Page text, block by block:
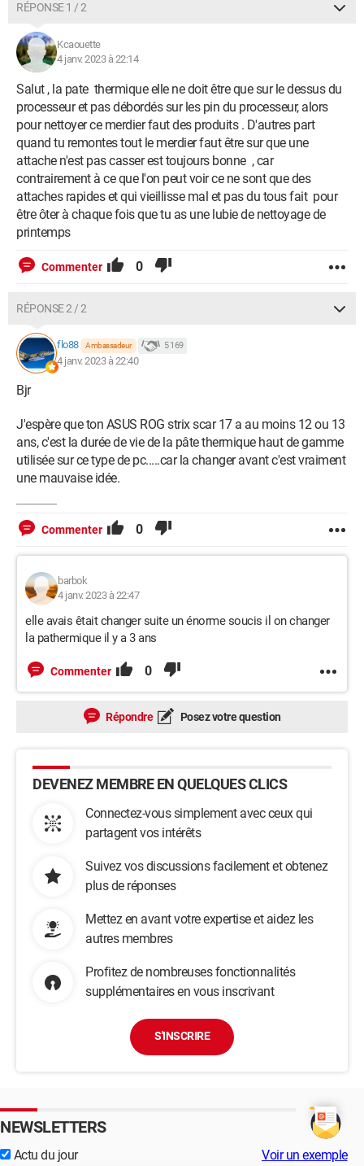
Opcode0
Keywords0x4000000000000000
-TimeCreated [SystemTime]2023-01-04T20:13:00.3115422Z
EventRecordID14995
Correlation
-Execution[ProcessID]1464[ThreadID ]21744
ChannelSystem
Computerserveur-one
Security
ProcessPathC:\Program Files\ASUS\ARMOURY CRATE
Service\ArmouryCrate.UserSessionHelper.exe
ProcessPid
OldSchemeGuid {6fecc5ae-f350-48a5-b669-b472cb895ccf}
NewSchemeGuid{6fecc5ae-f350-48a5-b669-b472cb895ccf}
comment réparer le problème je suis tout oui :)
RÉPONSE 1 / 2
Kcaouette
4 janv. 2023 à 22:14
Salut , la pate thermique elle ne doit être que sur le dessus du
processeur et pas débordés sur les pin du processeur, alors
pour nettoyer ce merdier faut des produits . D'autres part
quand tu remontes tout le merdier faut être sur que une
attache n'est pas casser est toujours bonne , car
contrairement à ce que l'on peut voir ce ne sont que des
attaches rapides et qui vieillisse mal et pas du tous fait pour
être ôter à chaque fois que tu as une lubie de nettoyage de
printemps
Commenter 0
RÉPONSE 2 / 2
flo88 Ambassadeur 5 169
4 janv. 2023 à 22:40
Bjr
J'espère que ton ASUS ROG strix scar 17 a au moins 12 ou 13
ans, c'est la durée de vie de la pâte thermique haut de gamme
utilisée sur ce type de pc.....car la changer avant c'est vraiment
une mauvaise idée.
Commenter 0
barbok
4 janv. 2023 à 22:47
elle avais êtait changer suite un énorme soucis il on changer
la pathermique il y a 3 ans
Commenter 0
Répondre Posez votre question
DEVENEZ MEMBRE EN QUELQUES CLICS
Connectez-vous simplement avec ceux qui
partagent vos intérêts
Suivez vos discussions facilement et obtenez
plus de réponses
Mettez en avant votre expertise et aidez les
autres membres
Profitez de nombreuses fonctionnalités
supplémentaires en vous inscrivant
S'INSCRIRE
NEWSLETTERS
Actu du jour Voir un exemple